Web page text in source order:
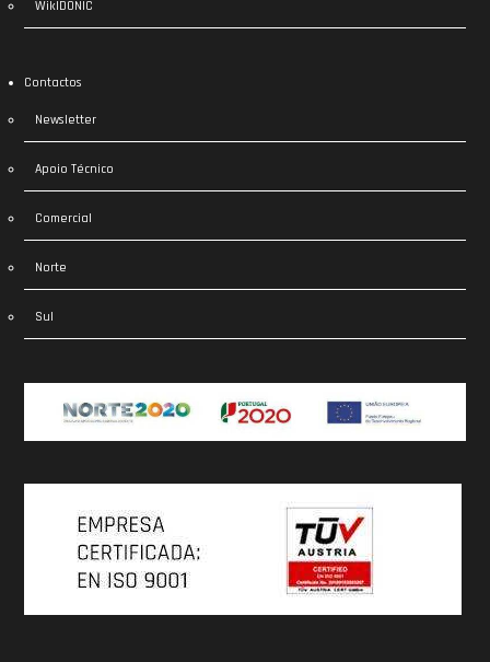
WikIDONIC
Contactos
Newsletter
Apoio Técnico
Comercial
Norte
Sul